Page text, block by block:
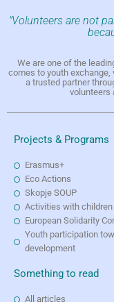
"Volunteers are not
We are one of the
comes to youth exchange,
a trusted partner
volunteers
Projects & Programs
Erasmus+
Eco Actions
Skopje SOUP
Activities with children
European Solidarity
Youth participation
development
Something to read
All articles